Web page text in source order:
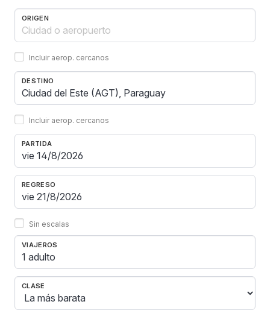
ORIGEN
Incluir aerop. cercanos
DESTINO
Incluir aerop. cercanos
PARTIDA
REGRESO
Sin escalas
VIAJEROS
1 adulto
CLASE